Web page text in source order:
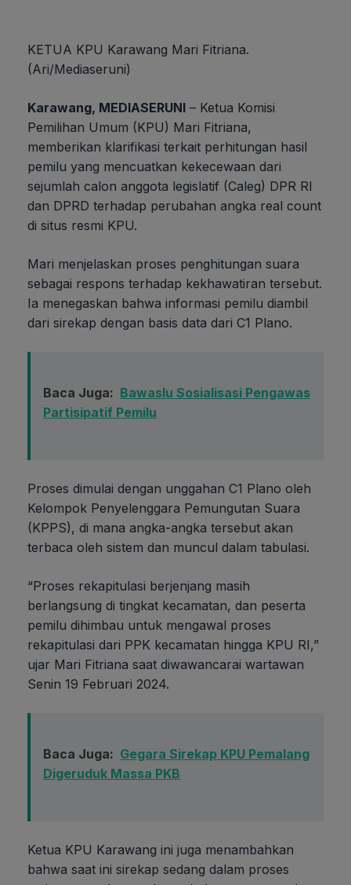
KETUA KPU Karawang Mari Fitriana.
(Ari/Mediaseruni)
Karawang, MEDIASERUNI – Ketua Komisi
Pemilihan Umum (KPU) Mari Fitriana,
memberikan klarifikasi terkait perhitungan hasil
pemilu yang mencuatkan kekecewaan dari
sejumlah calon anggota legislatif (Caleg) DPR RI
dan DPRD terhadap perubahan angka real count
di situs resmi KPU.
Mari menjelaskan proses penghitungan suara
sebagai respons terhadap kekhawatiran tersebut.
Ia menegaskan bahwa informasi pemilu diambil
dari sirekap dengan basis data dari C1 Plano.
Baca Juga: Bawaslu Sosialisasi Pengawas
Partisipatif Pemilu
Proses dimulai dengan unggahan C1 Plano oleh
Kelompok Penyelenggara Pemungutan Suara
(KPPS), di mana angka-angka tersebut akan
terbaca oleh sistem dan muncul dalam tabulasi.
“Proses rekapitulasi berjenjang masih
berlangsung di tingkat kecamatan, dan peserta
pemilu dihimbau untuk mengawal proses
rekapitulasi dari PPK kecamatan hingga KPU RI,”
ujar Mari Fitriana saat diwawancarai wartawan
Senin 19 Februari 2024.
Baca Juga: Gegara Sirekap KPU Pemalang
Digeruduk Massa PKB
Ketua KPU Karawang ini juga menambahkan
bahwa saat ini sirekap sedang dalam proses